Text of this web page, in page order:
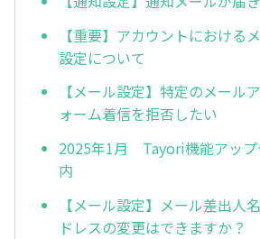
【重要】アカウントにおける
設定について
【メール設定】特定のメール
ォーム着信を拒否したい
2025年1月 Tayori機能アップ
内
【メール設定】メール差出人
ドレスの変更はできますか？